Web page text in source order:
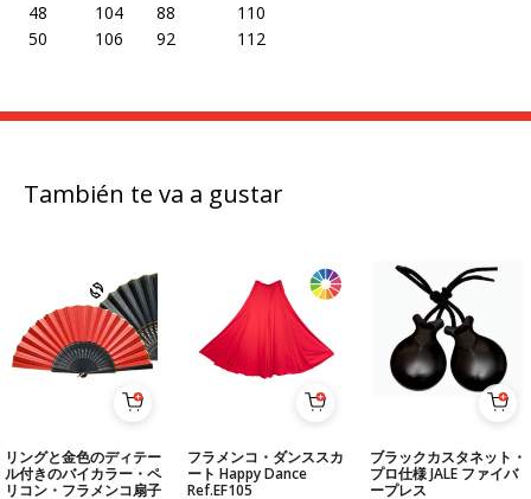
48 104 88 110
50 106 92 112
También te va a gustar
リングと金色のディテー
ル付きのバイカラー・ペ
リコン・フラメンコ扇子
フラメンコ・ダンススカ
ート Happy Dance
Ref.EF105
ブラックカスタネット・
プロ仕様 JALE ファイバ
ープレス